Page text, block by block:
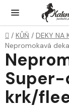
obsah
Domů
/ KŮŇ / DEKY NA
Nepromokavá
krk/